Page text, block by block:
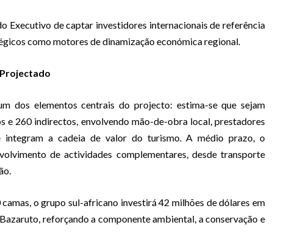
Executivo de captar investidores internacionais de referência
como motores de dinamização económica regional.
dos elementos centrais do projecto: estima-se que sejam
e 260 indirectos, envolvendo mão-de-obra local, prestadores
integram a cadeia de valor do turismo. A médio prazo, o
de actividades complementares, desde transporte
o grupo sul-africano investirá 42 milhões de dólares em
reforçando a componente ambiental, a conservação e